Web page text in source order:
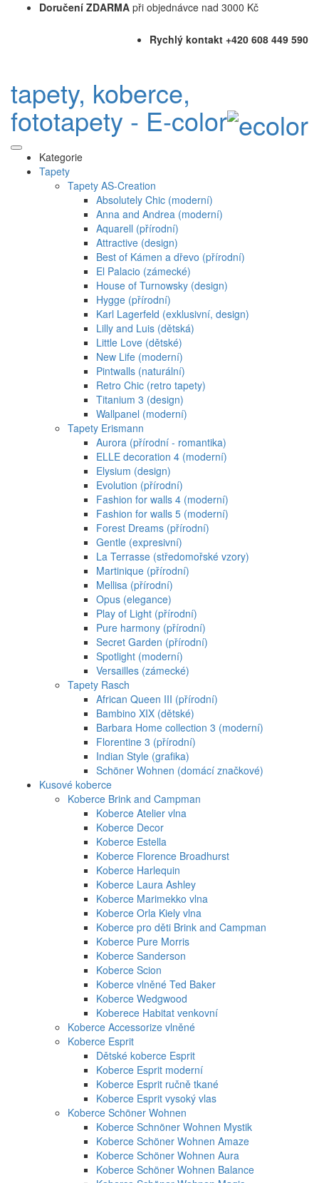
Doručení ZDARMA při objednávce nad 3000 Kč
Rychlý kontakt +420 608 449 590
tapety, koberce,
fototapety - E-color
Kategorie
Tapety
Tapety AS-Creation
Absolutely Chic (moderní)
Anna and Andrea (moderní)
Aquarell (přírodní)
Attractive (design)
Best of Kámen a dřevo (přírodní)
El Palacio (zámecké)
House of Turnowsky (design)
Hygge (přírodní)
Karl Lagerfeld (exklusivní, design)
Lilly and Luis (dětská)
Little Love (dětské)
New Life (moderní)
Pintwalls (naturální)
Retro Chic (retro tapety)
Titanium 3 (design)
Wallpanel (moderní)
Tapety Erismann
Aurora (přírodní - romantika)
ELLE decoration 4 (moderní)
Elysium (design)
Evolution (přírodní)
Fashion for walls 4 (moderní)
Fashion for walls 5 (moderní)
Forest Dreams (přírodní)
Gentle (expresivní)
La Terrasse (středomořské vzory)
Martinique (přírodní)
Mellisa (přírodní)
Opus (elegance)
Play of Light (přírodní)
Pure harmony (přírodní)
Secret Garden (přírodní)
Spotlight (moderní)
Versailles (zámecké)
Tapety Rasch
African Queen III (přírodní)
Bambino XIX (dětské)
Barbara Home collection 3 (moderní)
Florentine 3 (přírodní)
Indian Style (grafika)
Schöner Wohnen (domácí značkové)
Kusové koberce
Koberce Brink and Campman
Koberce Atelier vlna
Koberce Decor
Koberce Estella
Koberce Florence Broadhurst
Koberce Harlequin
Koberce Laura Ashley
Koberce Marimekko vlna
Koberce Orla Kiely vlna
Koberce pro děti Brink and Campman
Koberce Pure Morris
Koberce Sanderson
Koberce Scion
Koberce vlněné Ted Baker
Koberce Wedgwood
Koberece Habitat venkovní
Koberce Accessorize vlněné
Koberce Esprit
Dětské koberce Esprit
Koberce Esprit moderní
Koberce Esprit ručně tkané
Koberce Esprit vysoký vlas
Koberce Schöner Wohnen
Koberce Schnöner Wohnen Mystik
Koberce Schöner Wohnen Amaze
Koberce Schöner Wohnen Aura
Koberce Schöner Wohnen Balance